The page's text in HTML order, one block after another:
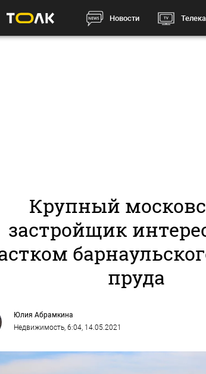
Новости
Крупный
застройщик
пруда
Юлия Абрамкина
Недвижимость, 6:04, 14.05.2021